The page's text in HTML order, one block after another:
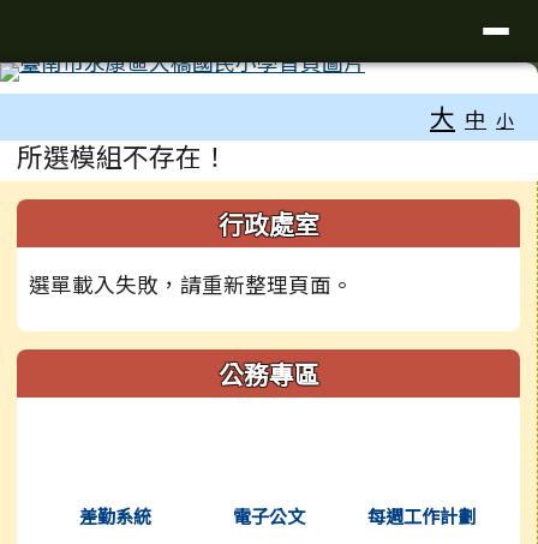
大 中 小
主內容區域
所選模組不存在！
左邊區域內容 行政處室
選單載入失敗，請重新整理頁面。
公務專區
差勤系統 電子公文 每週工作計劃
(另開新視
頁尾區域